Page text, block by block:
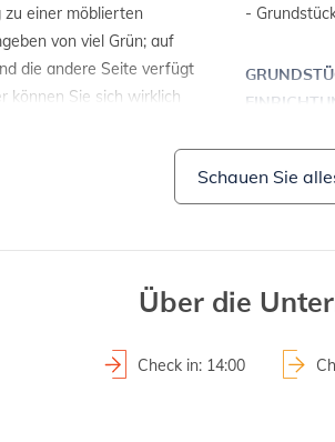
zu einer möblierten
von viel Grün; auf
die andere Seite verfügt
können Sie sich wirklich
-
- Grill
Schauen Sie
Über die
Check in: 14:00